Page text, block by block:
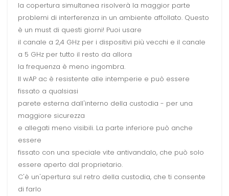
la copertura simultanea risolverà la maggior parte
problemi di interferenza in un ambiente affollato. Questo
è un must di questi giorni! Puoi usare
il canale a 2,4 GHz per i dispositivi più vecchi e il canale
a 5 GHz per tutto il resto da allora
la frequenza è meno ingombra.
Il wAP ac è resistente alle intemperie e può essere
fissato a qualsiasi
parete esterna dall'interno della custodia - per una
maggiore sicurezza
e allegati meno visibili. La parte inferiore può anche
essere
fissato con una speciale vite antivandalo, che può solo
essere aperto dal proprietario.
C'è un'apertura sul retro della custodia, che ti consente
di farlo